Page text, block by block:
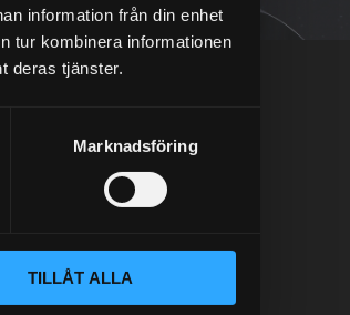
information från din enhet
tur kombinera informationen
deras tjänster.
Marknadsföring
TILLÅT ALLA